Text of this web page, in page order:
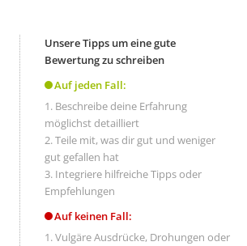
Unsere Tipps um eine gute
Bewertung zu schreiben
Auf jeden Fall:
Beschreibe deine Erfahrung
möglichst detailliert
Teile mit, was dir gut und weniger
gut gefallen hat
Integriere hilfreiche Tipps oder
Empfehlungen
Auf keinen Fall:
Vulgäre Ausdrücke, Drohungen oder